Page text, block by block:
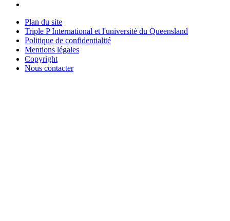
Plan du site
Triple P International et l'université du Queensland
Politique de confidentialité
Mentions légales
Copyright
Nous contacter